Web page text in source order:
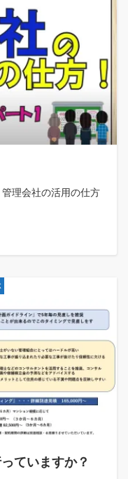
理会社の活用の仕方
ていますか？